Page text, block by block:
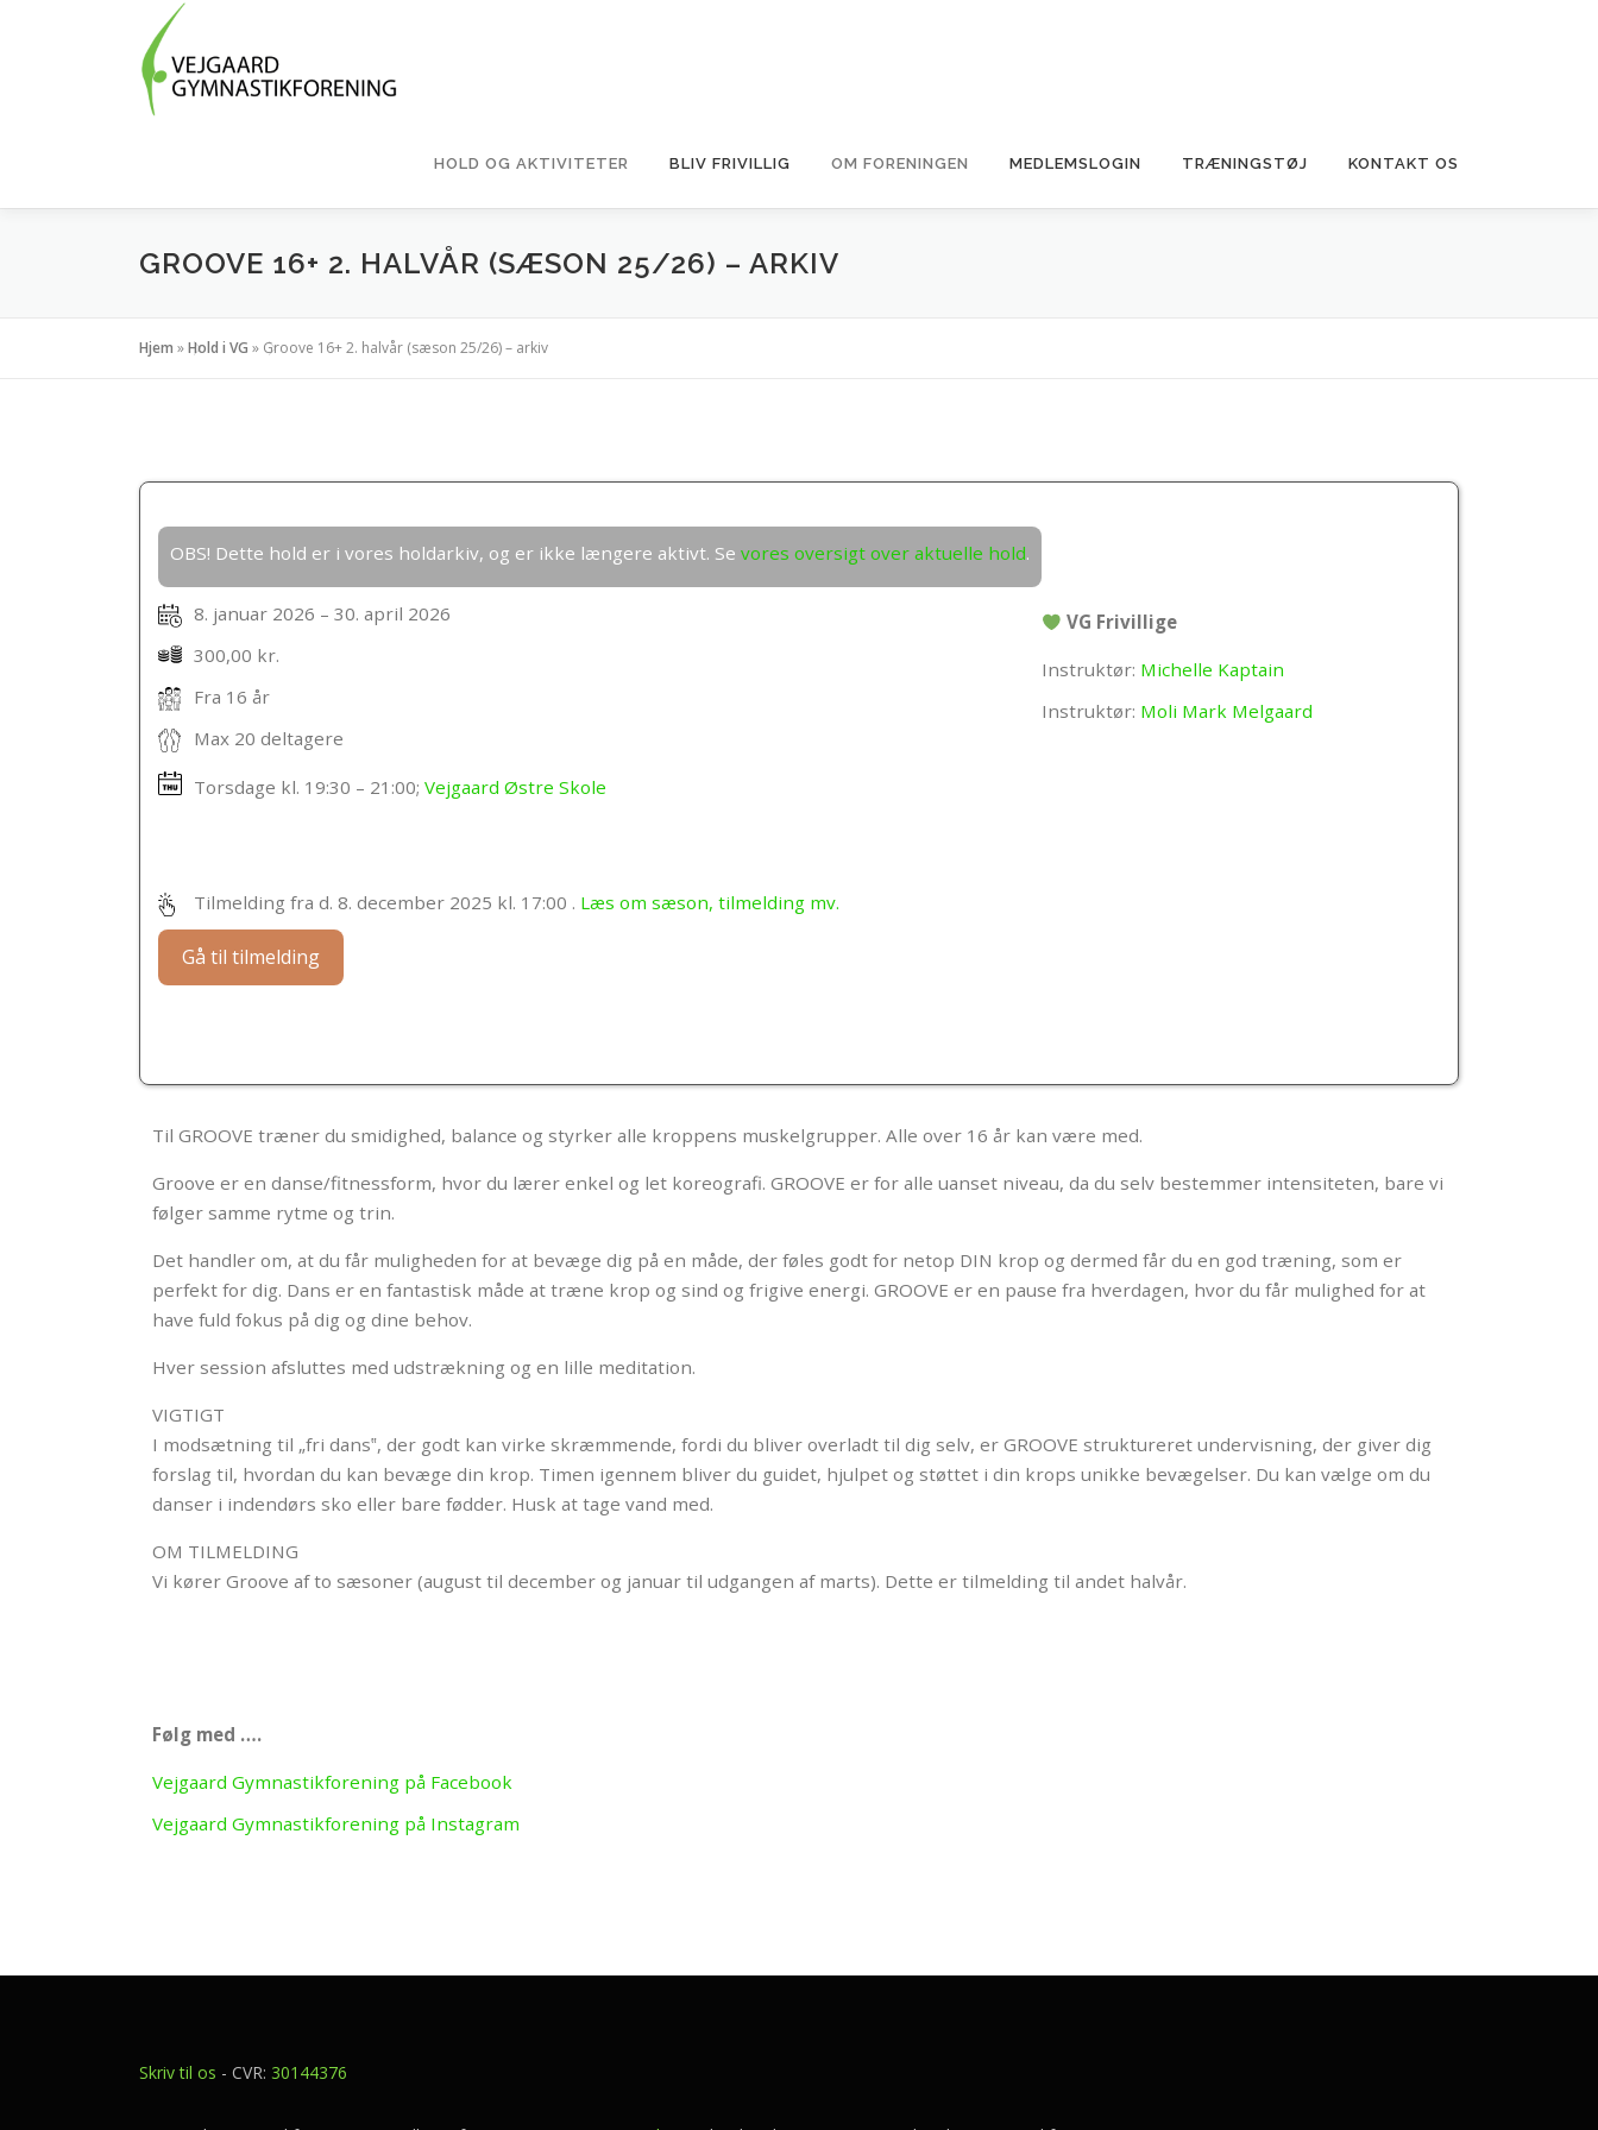
HOLD OG AKTIVITETER BLIV FRIVILLIG OM FORENINGEN MEDLEMSLOGIN TRÆNINGSTØJ KONTAKT OS
GROOVE 16+ 2. HALVÅR (SÆSON 25/26) – ARKIV
Hjem »Hold i VG » Groove 16+ 2. halvår (sæson 25/26) – arkiv
OBS! Dette hold er i vores holdarkiv, og er ikke længere aktivt. Se vores oversigt over aktuelle hold.
8. januar 2026 – 30. april 2026
300,00 kr.
Fra 16 år
Max 20 deltagere
Torsdage kl. 19:30 – 21:00; Vejgaard Østre Skole
VG Frivillige
Instruktør: Michelle Kaptain
Instruktør: Moli Mark Melgaard
Tilmelding fra d. 8. december 2025 kl. 17:00 . Læs om sæson, tilmelding mv.
Gå til tilmelding
Til GROOVE træner du smidighed, balance og styrker alle kroppens muskelgrupper. Alle over 16 år kan være med.
Groove er en danse/fitnessform, hvor du lærer enkel og let koreografi. GROOVE er for alle uanset niveau, da du selv bestemmer intensiteten, bare vi
følger samme rytme og trin.
Det handler om, at du får muligheden for at bevæge dig på en måde, der føles godt for netop DIN krop og dermed får du en god træning, som er
perfekt for dig. Dans er en fantastisk måde at træne krop og sind og frigive energi. GROOVE er en pause fra hverdagen, hvor du får mulighed for at
have fuld fokus på dig og dine behov.
Hver session afsluttes med udstrækning og en lille meditation.
VIGTIGT
I modsætning til „fri dans‟, der godt kan virke skræmmende, fordi du bliver overladt til dig selv, er GROOVE struktureret undervisning, der giver dig
forslag til, hvordan du kan bevæge din krop. Timen igennem bliver du guidet, hjulpet og støttet i din krops unikke bevægelser. Du kan vælge om du
danser i indendørs sko eller bare fødder. Husk at tage vand med.
OM TILMELDING
Vi kører Groove af to sæsoner (august til december og januar til udgangen af marts). Dette er tilmelding til andet halvår.
Følg med ….
Vejgaard Gymnastikforening på Facebook
Vejgaard Gymnastikforening på Instagram
Skriv til os - CVR: 30144376